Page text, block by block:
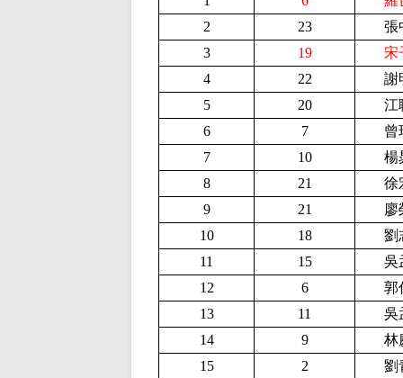
2
23
張
3
19
宋
4
22
謝
5
20
江
6
7
曾
7
10
楊
8
21
徐
9
21
廖
10
18
劉
11
15
吳
12
6
郭
13
11
吳
14
9
林
15
2
劉